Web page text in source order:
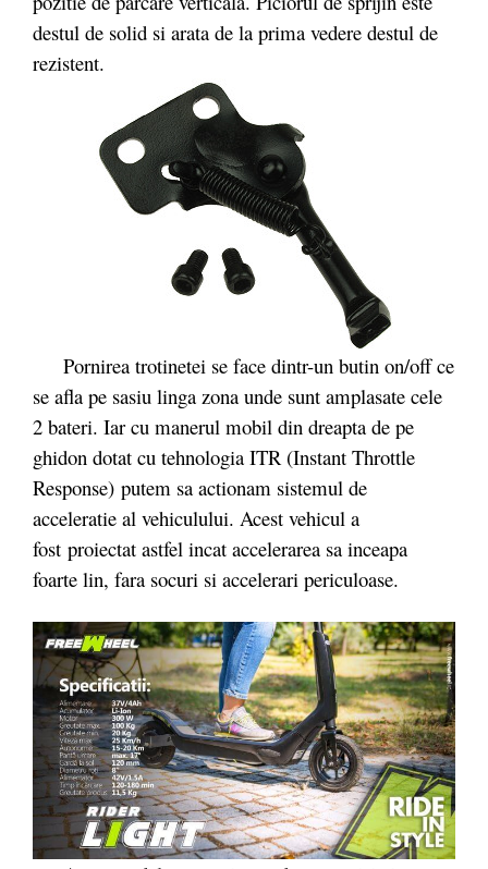
destul de solid si arata de la prima vedere destul de
rezistent.
Pornirea trotinetei se face dintr-un butin on/off ce
se afla pe sasiu linga zona unde sunt amplasate cele
2 bateri. Iar cu manerul mobil din dreapta de pe
ghidon dotat cu tehnologia ITR (Instant Throttle
Response) putem sa actionam sistemul de
acceleratie al vehiculului. Acest vehicul a
fost proiectat astfel incat accelerarea sa inceapa
foarte lin, fara socuri si accelerari periculoase.